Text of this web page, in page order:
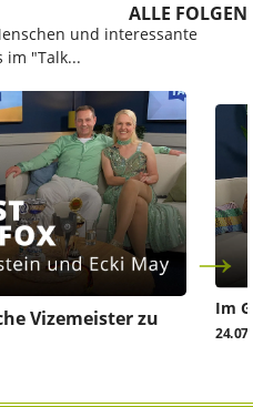
ALLE FOLGEN
und interessante
im "Talk...
Vizemeister zu
Im